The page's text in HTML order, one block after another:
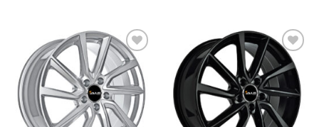
Aggiungi
alla lista
dei
desideri
Aggiungi
alla lista
dei
desideri